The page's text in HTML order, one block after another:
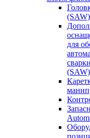
(SAW)
для
(SAW)